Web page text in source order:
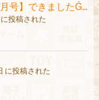
号】できましたǴ...
投稿された
に投稿された